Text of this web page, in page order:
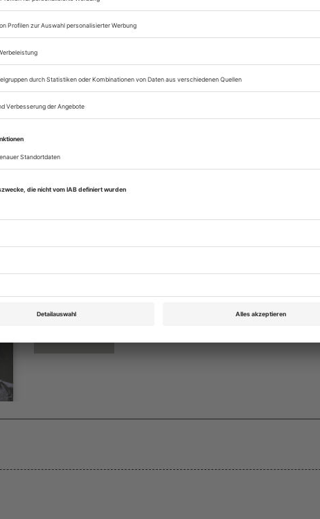
Rubrik: Praxis, Seite 64
von
Bestellen